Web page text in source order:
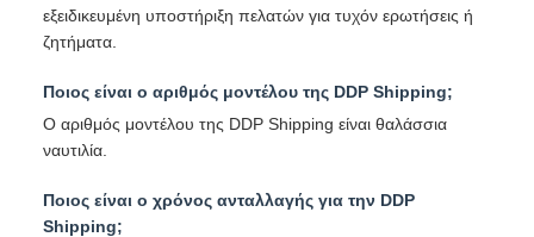
εξειδικευμένη υποστήριξη πελατών για τυχόν ερωτήσεις ή
ζητήματα.
Ποιος είναι ο αριθμός μοντέλου της DDP Shipping;
Ο αριθμός μοντέλου της DDP Shipping είναι θαλάσσια
ναυτιλία.
Ποιος είναι ο χρόνος ανταλλαγής για την DDP
Shipping;